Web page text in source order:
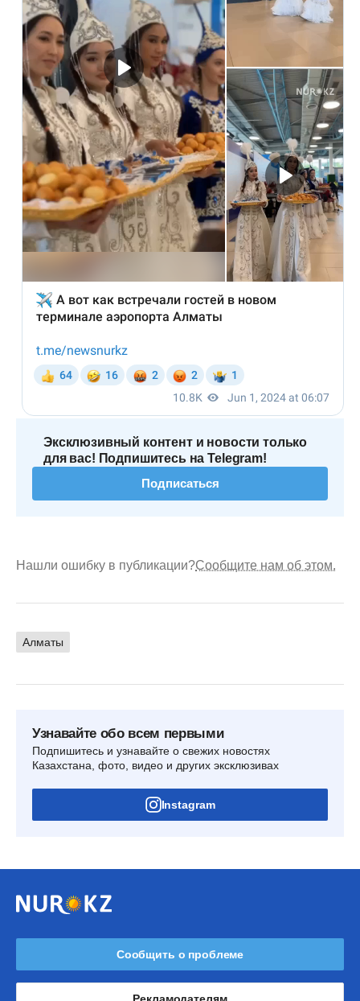
Эксклюзивный контент и новости только
для вас! Подпишитесь на Telegram!
Подписаться
Нашли ошибку в публикации?Сообщите нам об этом.
Алматы
Узнавайте обо всем первыми
Подпишитесь и узнавайте о свежих новостях
Казахстана, фото, видео и других эксклюзивах
Instagram
Сообщить о проблеме
Рекламодателям